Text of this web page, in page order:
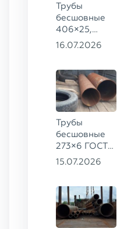
Трубы
бесшовные
406×25,
325×20,
09Г2С
16.07.2026
Трубы
бесшовные
273×6 ГОСТ
8732-78
15.07.2026